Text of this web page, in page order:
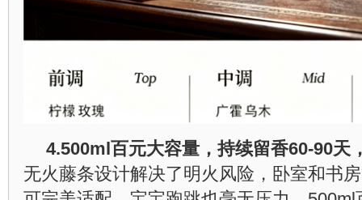
4.500ml百元大容量，持续留香60-90天
无火藤条设计解决了明火风险，卧室和书